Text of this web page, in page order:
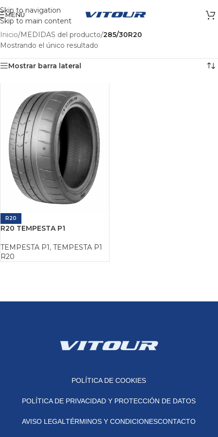
Skip to navigation
Skip to main content
MENÚ
Inicio/MEDIDAS del producto/285/30R20
Mostrando el único resultado
Mostrar barra lateral
R20
R20 TEMPESTA P1
TEMPESTA P1, TEMPESTA P1
R20
POLÍTICA DE COOKIES
POLÍTICA DE PRIVACIDAD Y PROTECCIÓN DE DATOS
AVISO LEGALTÉRMINOS Y CONDICIONESCONTACTO